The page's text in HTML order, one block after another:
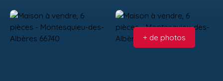
Estimation
+ de photos